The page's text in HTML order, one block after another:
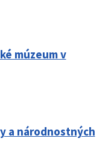
múzeum v
a národnostných